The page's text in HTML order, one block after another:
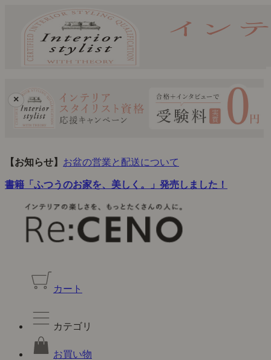
×
【お知らせ】 お盆の営業と配送について
書籍「ふつうのお家を、美しく。」発売しました！
カート
カテゴリ
お買い物